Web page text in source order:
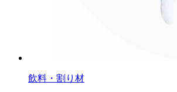
飲料・割り材